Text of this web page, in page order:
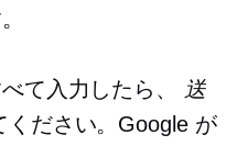
て入力したら、
送
ださい。Google が